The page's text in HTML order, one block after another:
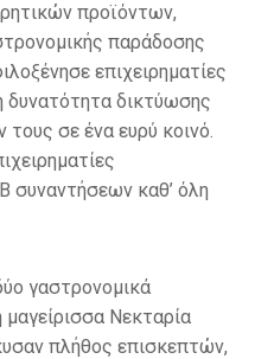
προϊόντων,
παράδοσης
επιχειρηματίες
δικτύωσης
σε ένα ευρύ κοινό.
συναντήσεων καθ’ όλη
γαστρονομικά
Νεκταρία
πλήθος επισκεπτών,